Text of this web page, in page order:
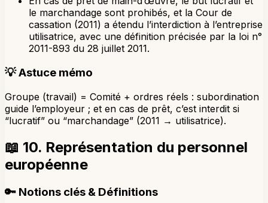
le marchandage sont prohibés, et la Cour de
cassation (2011) a étendu l’interdiction à l’entreprise
utilisatrice, avec une définition précisée par la loi n°
2011-893 du 28 juillet 2011.
💡Astuce mémo
Groupe (travail) = Comité + ordres réels : subordination
guide l’employeur ; et en cas de prêt, c’est interdit si
“lucratif” ou “marchandage” (2011 → utilisatrice).
📖 10. Représentation du personnel
européenne
🔑 Notions clés & Définitions